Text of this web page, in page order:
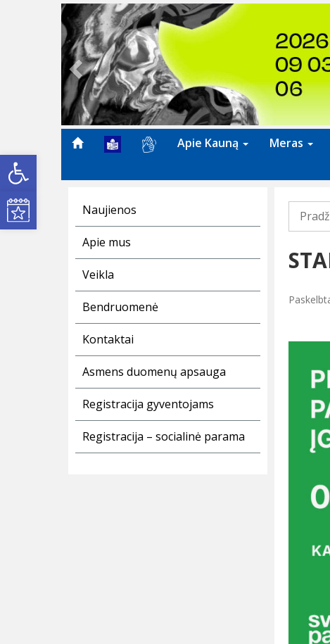
Open toolbar
Kultūros renginiai
Previous
Apie Kauną Meras
Naujienos
Apie mus
Veikla
Bendruomenė
Kontaktai
Asmens duomenų apsauga
Registracija gyventojams
Registracija – socialinė parama